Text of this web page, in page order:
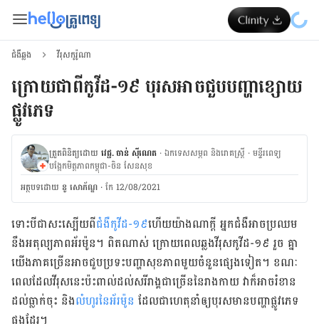
ជំងឺឆ្លង វីរុសកូរ៉ូណា
ក្រោយជាពីកូវីដ-១៩ បុរសអាចជួបបញ្ហាខ្សោយ
ផ្លូវភេទ
ត្រួតពិនិត្យដោយ វេជ្ជ. ចាន់ ស៊ីណេត ·ឯកទេសសម្ភព និងរោគស្ត្រី ·ម​ន្ទីរពេទ្យ
បង្អែកមិត្តភាពកម្ពុជា-ចិន សែនសុខ
អត្ថបទ​ដោយ នូ សោភ័ណ្ឌ ·កែ 12/08/2021
ទោះ​បី​ជា​​​សះស្បើយ​ពី​ជំងឺ​កូវីដ​-១៩​​​ហើយ​យ៉ាង​ណា​ក្ដី អ្នក​ជំងឺ​អាច​ប្រឈម​
នឹង​អតុល្យភាព​អ័រម៉ូន​។ ពិត​ណាស់​ ក្រោយ​ពេល​ឆ្លង​វីរុស​កូវីដ-១៩ ​រួច គ្នា​
យើង​​ភាគច្រើន​អាច​​ជួប​ប្រទះ​​បញ្ហា​សុខភាព​មួយ​ចំនួន​​​​ផ្សេង​ទៀត​។ ខណៈ​
ពេល​ដែល​វីរុស​នេះ​ប៉ះពាល់​ដល់​សរីរាង្គ​ជា​ច្រើន​នៃ​រាងកាយ​ វា​ក៏​អាច​រំខាន​
ដល់​ធ្លាក់​ចុះ​ និង​លំហូរ​នៃ​អ័រម៉ូន ​ ដែល​ជា​​ហេតុ​នាំ​ឲ្យ​​បុរស​មាន​​បញ្ហា​ផ្លូវ​ភេទ​
ផង​ដែរ​​។